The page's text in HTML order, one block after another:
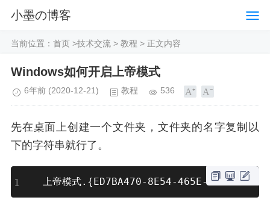
小墨の博客
当前位置： 首页 >技术交流 > 教程 > 正文内容
Windows如何开启上帝模式
6年前 (2020-12-21) 教程 536
先在桌面上创建一个文件夹，文件夹的名字复制以
下的字符串就行了。
上帝模式.{ED7BA470-8E54-465E-825C-